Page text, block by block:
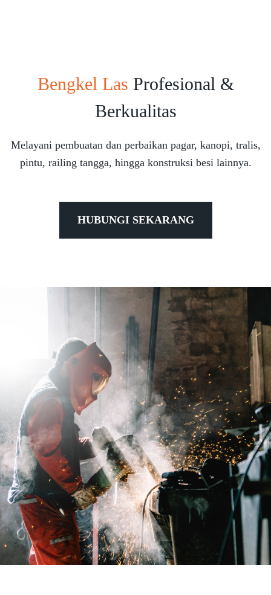
Bengkel Las Profesional &
Berkualitas
Melayani pembuatan dan perbaikan pagar, kanopi, tralis,
pintu, railing tangga, hingga konstruksi besi lainnya.
HUBUNGI SEKARANG